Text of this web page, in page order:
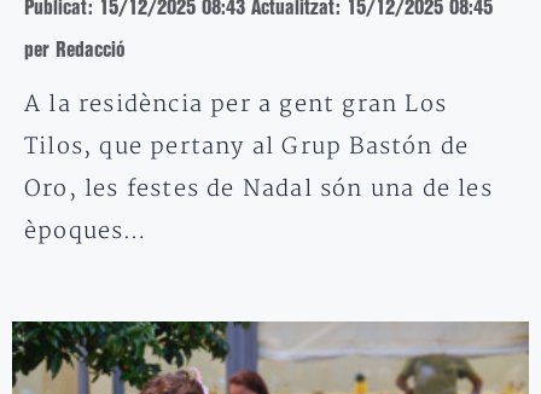
Publicat: 15/12/2025 08:43 Actualitzat: 15/12/2025 08:45
per Redacció
A la residència per a gent gran Los
Tilos, que pertany al Grup Bastón de
Oro, les festes de Nadal són una de les
èpoques…